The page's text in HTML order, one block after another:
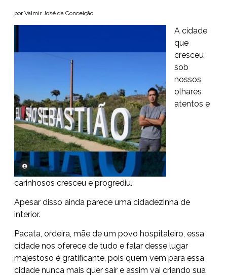
por Valmir José da Conceição
A cidade
que
cresceu
sob
nossos
olhares
atentos e
carinhosos cresceu e progrediu.
Apesar disso ainda parece uma cidadezinha de
interior.
Pacata, ordeira, mãe de um povo hospitaleiro, essa
cidade nos oferece de tudo e falar desse lugar
majestoso é gratificante, pois quem vem para essa
cidade nunca mais quer sair e assim vai criando sua